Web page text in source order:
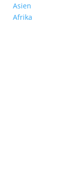
Asien
Afrika